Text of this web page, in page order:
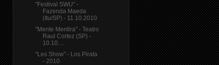
"Festival SWU" -
Fazenda Maeda
(Itu/SP) - 11.10.2010
"Mente Mentira" - Teatro
Raul Cortez (SP) -
10.10....
"Les Show" - Los Pirata
- 2010